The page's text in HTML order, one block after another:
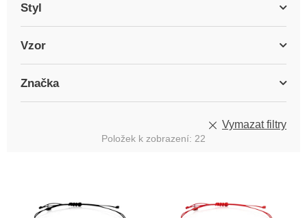
Styl
Vzor
Značka
Vymazat filtry
Položek k zobrazení: 22